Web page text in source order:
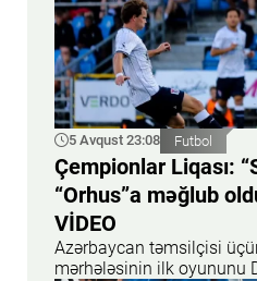
5 Avqust 23:08 Futbol
Çempionlar Liqası:
“Orhus”a məğlub
VİDEO
Azərbaycan təmsilçisi
mərhələsinin ilk oyununu